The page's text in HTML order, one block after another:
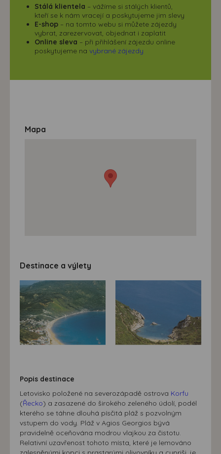
Stálá klientela – vážíme si stálých klientů,
kteří se k nám vracejí a poskytujeme jim slevy
E-shop – na tomto webu si můžete zájezdy
vybrat, zarezervovat, objednat i zaplatit
Online sleva – při přihlášení zájezdu online
poskytujeme na vybrané zájezdy
Mapa
Destinace a výlety
Popis destinace
Letovisko položené na severozápadě ostrova Korfu
(Řecko) a zasazené do širokého zeleného údolí, podél
kterého se táhne dlouhá písčitá pláž s pozvolným
vstupem do vody. Pláž v Agios Georgios bývá
pravidelně oceňována modrou vlajkou za čistotu.
Relativní uzavřenost tohoto místa, které je lemováno